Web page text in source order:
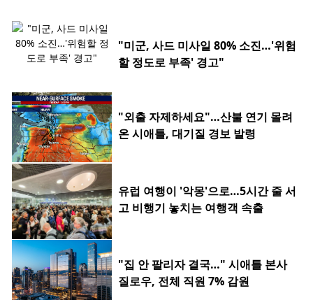
"미군, 사드 미사일 80% 소진…'위험
할 정도로 부족' 경고"
"외출 자제하세요"…산불 연기 몰려
온 시애틀, 대기질 경보 발령
유럽 여행이 '악몽'으로…5시간 줄 서
고 비행기 놓치는 여행객 속출
"집 안 팔리자 결국…" 시애틀 본사
질로우, 전체 직원 7% 감원